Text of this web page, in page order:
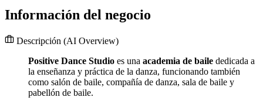
Información del negocio
Descripción (AI Overview)
Positive Dance Studio es una academia de baile dedicada a
la enseñanza y práctica de la danza, funcionando también
como salón de baile, compañía de danza, sala de baile y
pabellón de baile.